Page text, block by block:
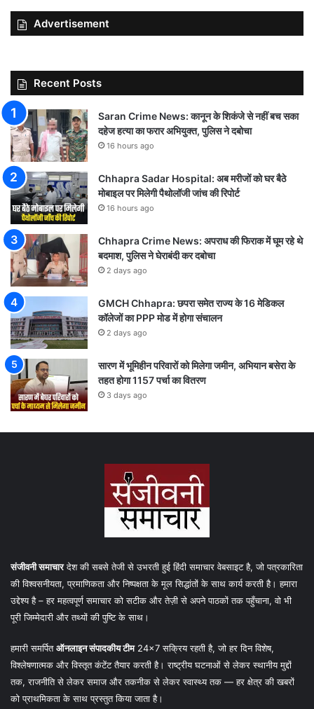
Advertisement
Recent Posts
Saran Crime News: कानून के शिकंजे से नहीं बच सका
दहेज हत्या का फरार अभियुक्त, पुलिस ने दबोचा
16 hours ago
Chhapra Sadar Hospital: अब मरीजों को घर बैठे
मोबाइल पर मिलेगी पैथोलॉजी जांच की रिपोर्ट
16 hours ago
Chhapra Crime News: अपराध की फिराक में घूम रहे थे
बदमाश, पुलिस ने घेराबंदी कर दबोचा
2 days ago
GMCH Chhapra: छपरा समेत राज्य के 16 मेडिकल
कॉलेजों का PPP मोड में होगा संचालन
2 days ago
सारण में भूमिहीन परिवारों को मिलेगा जमीन, अभियान बसेरा के
तहत होगा 1157 पर्चा का वितरण
3 days ago
संजीवनी समाचारदेश की सबसे तेजी से उभरती हुई हिंदी समाचार वेबसाइट है, जो पत्रकारिता
की विश्वसनीयता, प्रमाणिकता और निष्पक्षता के मूल सिद्धांतों के साथ कार्य करती है। हमारा
उद्देश्य है – हर महत्वपूर्ण समाचार को सटीक और तेज़ी से अपने पाठकों तक पहुँचाना, वो भी
पूरी जिम्मेदारी और तथ्यों की पुष्टि के साथ।
हमारी समर्पितऑनलाइन संपादकीय टीम24×7 सक्रिय रहती है, जो हर दिन विशेष,
विश्लेषणात्मक और विस्तृत कंटेंट तैयार करती है। राष्ट्रीय घटनाओं से लेकर स्थानीय मुद्दों
तक, राजनीति से लेकर समाज और तकनीक से लेकर स्वास्थ्य तक — हर क्षेत्र की खबरों
को प्राथमिकता के साथ प्रस्तुत किया जाता है।